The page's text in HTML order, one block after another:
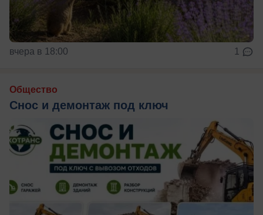
вчера в 18:00 1
Общество
Снос и демонтаж под ключ